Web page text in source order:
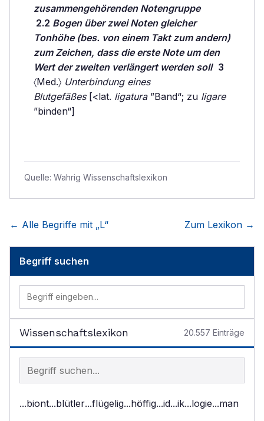
zusammengehörenden Notengruppe
2.2 Bogen über zwei Noten gleicher
Tonhöhe (bes. von einem Takt zum andern)
zum Zeichen, dass die erste Note um den
Wert der zweiten verlängert werden soll 3
〈Med.〉 Unterbindung eines
Blutgefäßes[<lat. ligatura”Band“; zu ligare
”binden“]
Quelle: Wahrig Wissenschaftslexikon
← Alle Begriffe mit „L“ Zum Lexikon →
Begriff suchen
Wissenschaftslexikon 20.557 Einträge
Begriff im Lexikon suchen
...biont...blütler...flügelig...höffig...id...ik...logie...man